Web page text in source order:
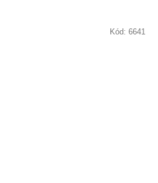
Kód: 6641